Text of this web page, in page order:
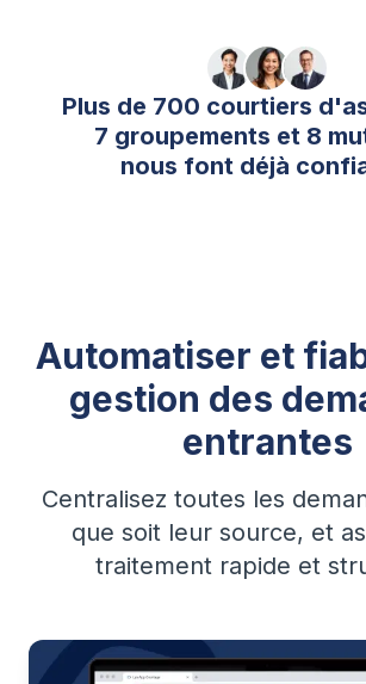
Plus de 700 courtiers
7 groupements et 8
nous font déjà
Automatiser et
gestion des
entrantes
Centralisez toutes les
que soit leur source, et
traitement rapide et